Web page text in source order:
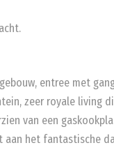
entree met
zeer royale living
van een
het fantastische